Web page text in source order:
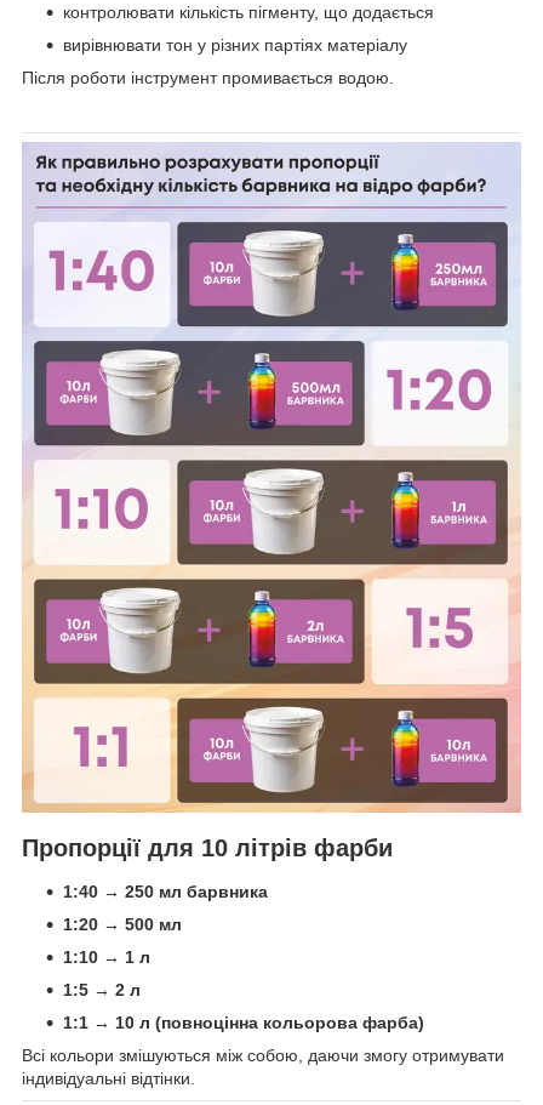
контролювати кількість пігменту, що додається
вирівнювати тон у різних партіях матеріалу
Після роботи інструмент промивається водою.
Пропорції для 10 літрів фарби
1:40 → 250 мл барвника
1:20 → 500 мл
1:10 → 1 л
1:5 → 2 л
1:1 → 10 л (повноцінна кольорова фарба)
Всі кольори змішуються між собою, даючи змогу отримувати
індивідуальні відтінки.